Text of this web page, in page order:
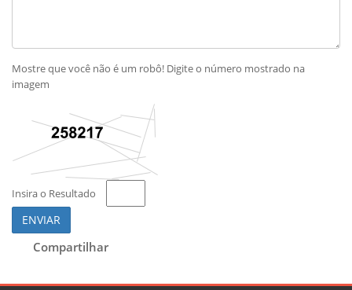
Mostre que você não é um robô! Digite o número mostrado na
imagem
Insira o Resultado
ENVIAR
Compartilhar